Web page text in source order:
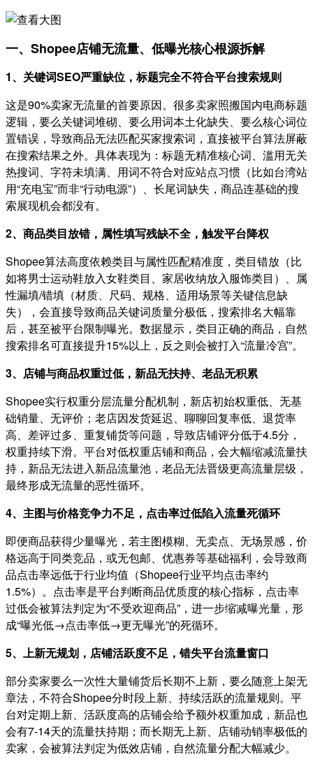
一、Shopee店铺无流量、低曝光核心根源拆解
1、关键词SEO严重缺位，标题完全不符合平台搜索规则
这是90%卖家无流量的首要原因。很多卖家照搬国内电商标题
逻辑，要么关键词堆砌、要么用词本土化缺失、要么核心词位
置错误，导致商品无法匹配买家搜索词，直接被平台算法屏蔽
在搜索结果之外。具体表现为：标题无精准核心词、滥用无关
热搜词、字符未填满、用词不符合对应站点习惯（比如台湾站
用“充电宝”而非“行动电源”）、长尾词缺失，商品连基础的搜
索展现机会都没有。
2、商品类目放错，属性填写残缺不全，触发平台降权
Shopee算法高度依赖类目与属性匹配精准度，类目错放（比
如将男士运动鞋放入女鞋类目、家居收纳放入服饰类目）、属
性漏填/错填（材质、尺码、规格、适用场景等关键信息缺
失），会直接导致商品关键词质量分极低，搜索排名大幅靠
后，甚至被平台限制曝光。数据显示，类目正确的商品，自然
搜索排名可直接提升15%以上，反之则会被打入“流量冷宫”。
3、店铺与商品权重过低，新品无扶持、老品无积累
Shopee实行权重分层流量分配机制，新店初始权重低、无基
础销量、无评价；老店因发货延迟、聊聊回复率低、退货率
高、差评过多、重复铺货等问题，导致店铺评分低于4.5分，
权重持续下滑。平台对低权重店铺和商品，会大幅缩减流量扶
持，新品无法进入新品流量池，老品无法晋级更高流量层级，
最终形成无流量的恶性循环。
4、主图与价格竞争力不足，点击率过低陷入流量死循环
即便商品获得少量曝光，若主图模糊、无卖点、无场景感，价
格远高于同类竞品，或无包邮、优惠券等基础福利，会导致商
品点击率远低于行业均值（Shopee行业平均点击率约
1.5%）。点击率是平台判断商品优质度的核心指标，点击率
过低会被算法判定为“不受欢迎商品”，进一步缩减曝光量，形
成“曝光低→点击率低→更无曝光”的死循环。
5、上新无规划，店铺活跃度不足，错失平台流量窗口
部分卖家要么一次性大量铺货后长期不上新，要么随意上架无
章法，不符合Shopee分时段上新、持续活跃的流量规则。平
台对定期上新、活跃度高的店铺会给予额外权重加成，新品也
会有7-14天的流量扶持期；而长期无上新、店铺动销率极低的
卖家，会被算法判定为低效店铺，自然流量分配大幅减少。